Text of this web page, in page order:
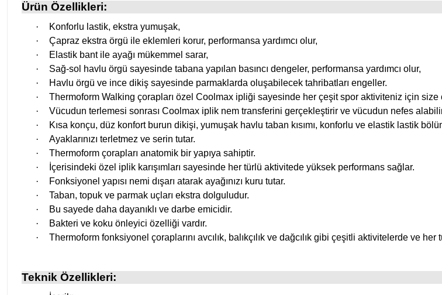
Ürün Özellikleri:
·
Konforlu lastik, ekstra yumuşak,
·
Çapraz ekstra örgü ile eklemleri korur, performansa yardımcı olur,
·
Elastik bant ile ayağı mükemmel sarar,
·
Sağ-sol havlu örgü sayesinde tabana yapılan basıncı dengeler, performansa yardımcı olur,
·
Havlu örgü ve ince dikiş sayesinde parmaklarda oluşabilecek tahribatları engeller.
·
Thermoform Walking çorapları özel Coolmax ipliği sayesinde her çeşit spor aktiviteniz için size
·
Vücudun terlemesi sonrası Coolmax iplik nem transferini gerçekleştirir ve vücudun nefes
·
Kısa konçu, düz konfort burun dikişi, yumuşak havlu taban kısımı, konforlu ve elastik lastik
·
Ayaklarınızı terletmez ve serin tutar.
·
Thermoform çorapları anatomik bir yapıya sahiptir.
·
İçerisindeki özel iplik karışımları sayesinde her türlü aktivitede yüksek performans sağlar.
·
Fonksiyonel yapısı nemi dışarı atarak ayağınızı kuru tutar.
·
Taban, topuk ve parmak uçları ekstra dolguludur.
·
Bu sayede daha dayanıklı ve darbe emicidir.
·
Bakteri ve koku önleyici özelliği vardır.
·
Thermoform fonksiyonel çoraplarını avcılık, balıkçılık ve dağcılık gibi çeşitli aktivitelerde ve
Teknik Özellikleri: